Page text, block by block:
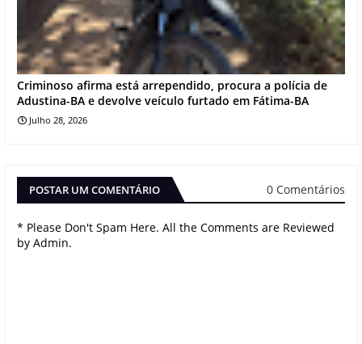
Criminoso afirma está arrependido, procura a polícia de
Adustina-BA e devolve veículo furtado em Fátima-BA
Julho 28, 2026
POSTAR UM COMENTÁRIO 0 Comentários
* Please Don't Spam Here. All the Comments are Reviewed
by Admin.